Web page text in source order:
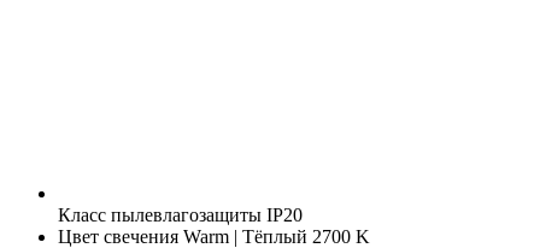
Класс пылевлагозащиты IP20
Цвет свечения Warm | Тёплый 2700 K